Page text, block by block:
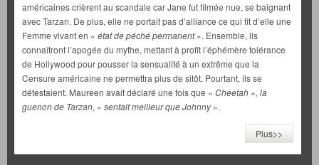
américaines crièrent au scandale car Jane fut filmée nue, se baignant
avec Tarzan. De plus, elle ne portait pas d’alliance ce qui fit d’elle une
Femme vivant en « état de péché permanent». Ensemble, ils
connaîtront l’apogée du mythe, mettant à profit l’éphémère tolérance
de Hollywood pour pousser la sensualité à un extrême que la
Censure américaine ne permettra plus de sitôt. Pourtant, ils se
détestaient. Maureen avait déclaré une fois que « Cheetah », la
guenon de Tarzan, « sentait meilleur que Johnny».
Plus>>